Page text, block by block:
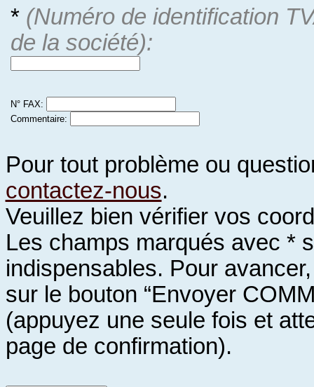
* (Numéro de identification
de la société):
N° FAX:
Commentaire:
Pour tout problème ou
contactez-nous.
Veuillez bien vérifier vos
Les champs marqués avec *
indispensables. Pour
sur le bouton “Envoyer
(appuyez une seule fois et
page de confirmation).